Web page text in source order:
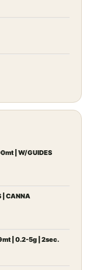
| W/GUIDES
| CANNA
| 0.2-5g | 2sec.